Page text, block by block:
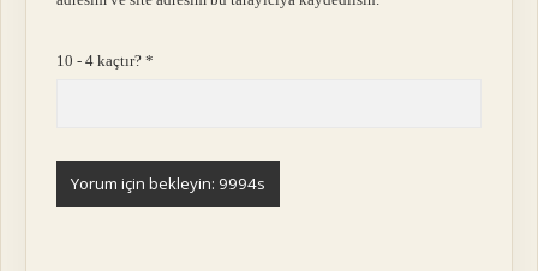
10 - 4 kaçtır?*